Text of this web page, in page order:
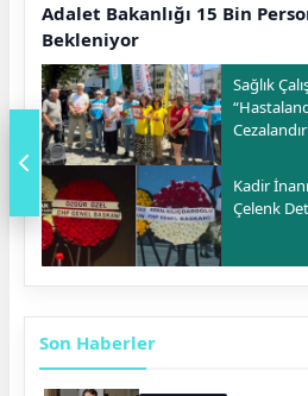
Adalet Bakanlığı 15 Bin
Bekleniyor
Sağlık
Kadir
Çelenk
Son Haberler